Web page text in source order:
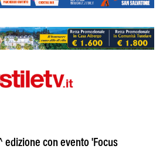
edizione con evento 'Focus